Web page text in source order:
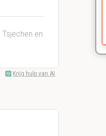
en
Krijg hulp van AI